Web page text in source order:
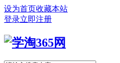
设为首页收藏本站
登录立即注册